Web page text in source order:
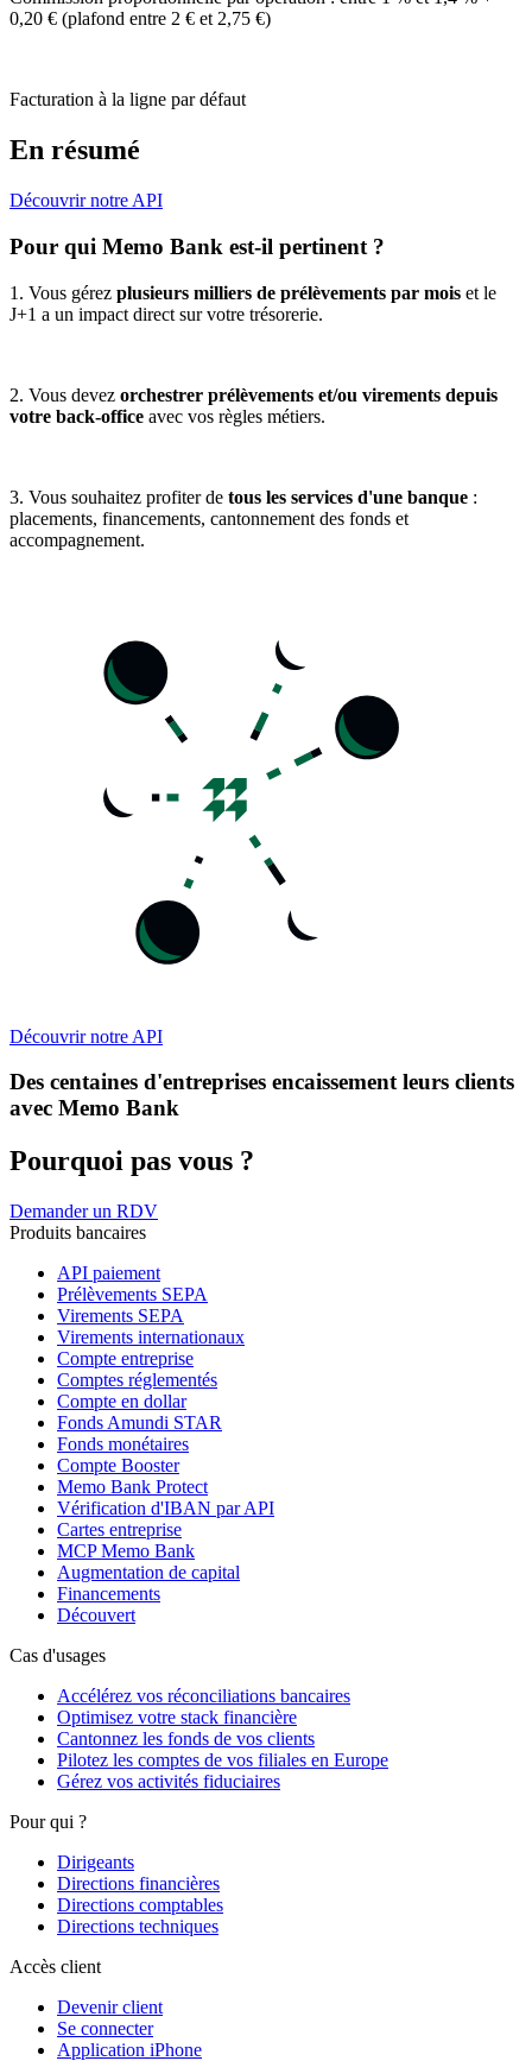
0,20 € (plafond entre 2 € et 2,75 €)
Facturation à la ligne par défaut
En résumé
Découvrir notre API
Pour qui Memo Bank est-il pertinent ?
1. Vous gérez plusieurs milliers de prélèvements par mois et le
J+1 a un impact direct sur votre trésorerie.
2. Vous devez orchestrer prélèvements et/ou virements depuis
votre back-office avec vos règles métiers.
3. Vous souhaitez profiter de tous les services d'une banque :
placements, financements, cantonnement des fonds et
accompagnement.
Découvrir notre API
Des centaines d'entreprises encaissement leurs clients
avec Memo Bank
Pourquoi pas vous ?
Demander un RDV
Produits bancaires
API paiement
Prélèvements SEPA
Virements SEPA
Virements internationaux
Compte entreprise
Comptes réglementés
Compte en dollar
Fonds Amundi STAR
Fonds monétaires
Compte Booster
Memo Bank Protect
Vérification d'IBAN par API
Cartes entreprise
MCP Memo Bank
Augmentation de capital
Financements
Découvert
Cas d'usages
Accélérez vos réconciliations bancaires
Optimisez votre stack financière
Cantonnez les fonds de vos clients
Pilotez les comptes de vos filiales en Europe
Gérez vos activités fiduciaires
Pour qui ?
Dirigeants
Directions financières
Directions comptables
Directions techniques
Accès client
Devenir client
Se connecter
Application iPhone